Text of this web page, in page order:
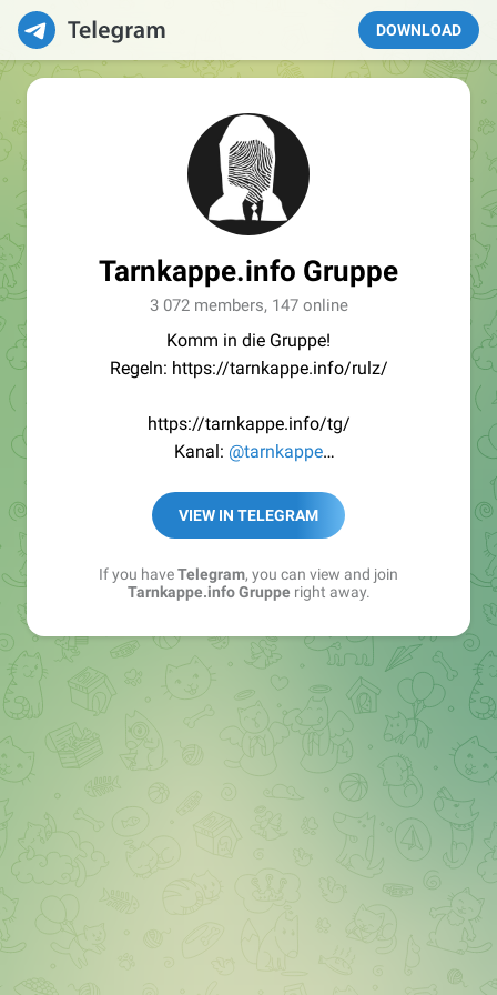
DOWNLOAD
Tarnkappe.info Gruppe
3 072 members, 147 online
Komm in die Gruppe!
Regeln: https://tarnkappe.info/rulz/
https://tarnkappe.info/tg/
Kanal: @tarnkappe
Best of:@bestoftarnkappe
Kochen: https://t.me/+WSW5F1VcmhliMjk6
VIEW IN TELEGRAM
If you haveTelegram, you can view and join
Tarnkappe.info Grupperight away.